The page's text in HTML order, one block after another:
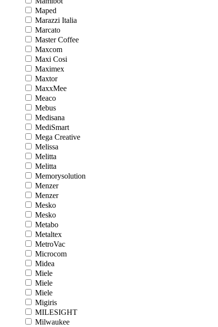
Maped
Marazzi Italia
Marcato
Master Coffee
Maxcom
Maxi Cosi
Maximex
Maxtor
MaxxMee
Meaco
Mebus
Medisana
MediSmart
Mega Creative
Melissa
Melitta
Melitta
Memorysolution
Menzer
Menzer
Mesko
Mesko
Metabo
Metaltex
MetroVac
Microcom
Midea
Miele
Miele
Miele
Migiris
MILESIGHT
Milwaukee